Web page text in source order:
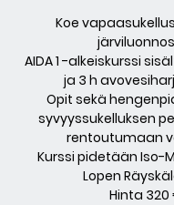
Koe
AIDA 1 -alkeiskurssi
ja 3 h
Opit sekä
syvyyssukelluksen
rentoutumaan
Kurssi pidetään Iso-
Lopen
Hinta 320